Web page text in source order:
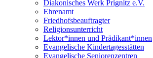
Diakonisches Werk Prignitz e.V.
Ehrenamt
Friedhofsbeauftragter
Religionsunterricht
Lektor*innen und Prädikant*innen
Evangelische Kindertagesstätten
Evangelische Seniorenzentren